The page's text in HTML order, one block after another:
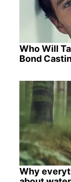
Who Will
Bond
Why